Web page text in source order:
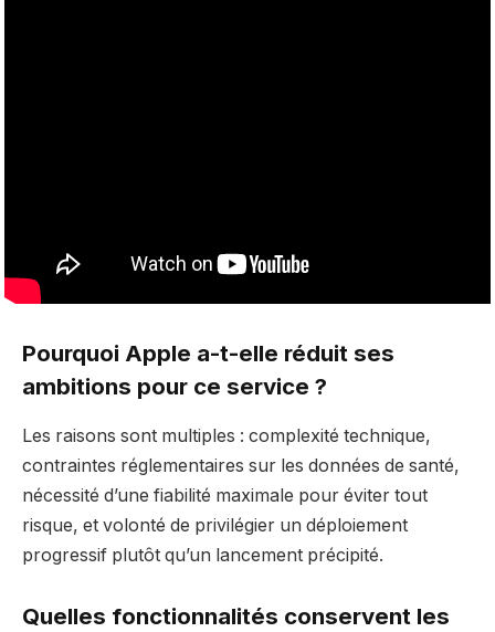
Pourquoi Apple a-t-elle réduit ses
ambitions pour ce service ?
Les raisons sont multiples : complexité technique,
contraintes réglementaires sur les données de santé,
nécessité d’une fiabilité maximale pour éviter tout
risque, et volonté de privilégier un déploiement
progressif plutôt qu’un lancement précipité.
Quelles fonctionnalités conservent les